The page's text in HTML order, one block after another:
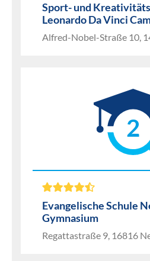
Sport- und
Leonardo Da Vinci
Alfred-Nobel-Straße 10,
2
Evangelische Schule
Gymnasium
Regattastraße 9, 16816